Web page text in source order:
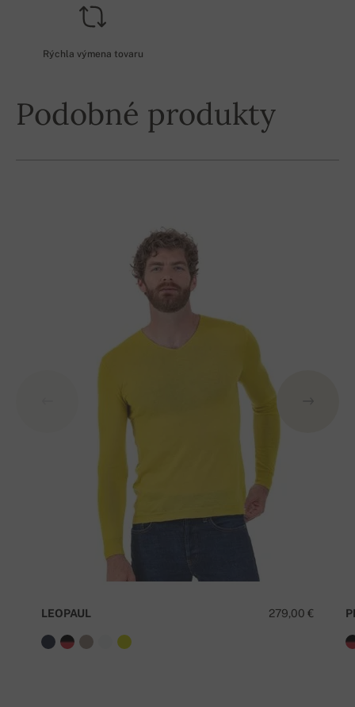
Rýchla výmena tovaru
Podobné produkty
279,00 €
LEOPAUL